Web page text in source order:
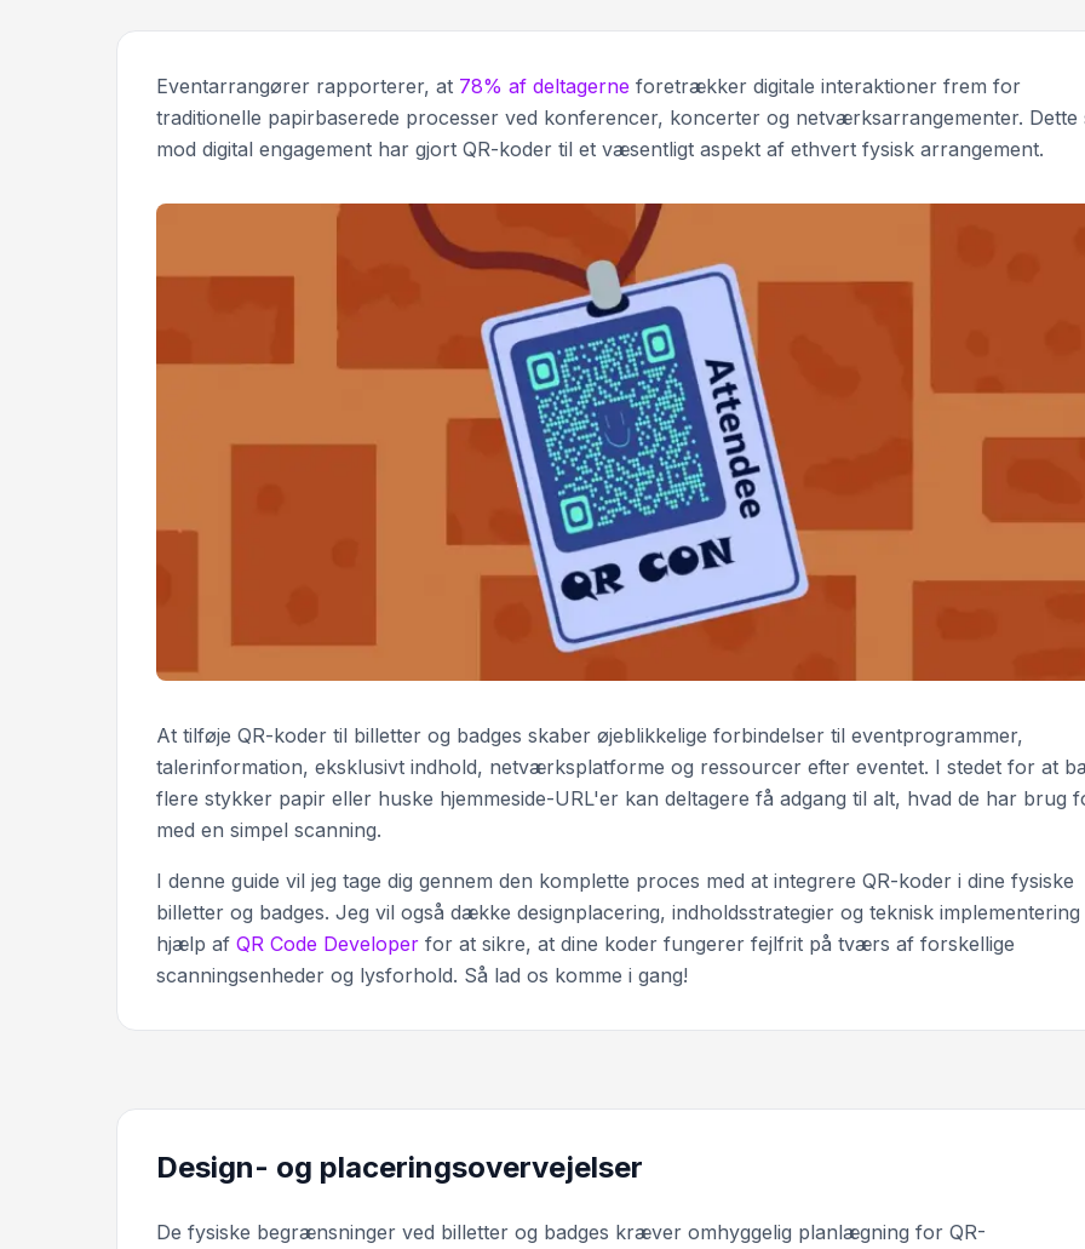
Eventarrangører rapporterer, at 78% af deltagerne foretrækker digitale interaktioner frem for
traditionelle papirbaserede processer ved konferencer, koncerter og netværksarrangementer. Dette
mod digital engagement har gjort QR-koder til et væsentligt aspekt af ethvert fysisk arrangement.
At tilføje QR-koder til billetter og badges skaber øjeblikkelige forbindelser til eventprogrammer,
talerinformation, eksklusivt indhold, netværksplatforme og ressourcer efter eventet. I stedet for at
flere stykker papir eller huske hjemmeside-URL'er kan deltagere få adgang til alt, hvad de har brug
med en simpel scanning.
I denne guide vil jeg tage dig gennem den komplette proces med at integrere QR-koder i dine fysiske
billetter og badges. Jeg vil også dække designplacering, indholdsstrategier og teknisk implementering
hjælp af QR Code Developer for at sikre, at dine koder fungerer fejlfrit på tværs af forskellige
scanningsenheder og lysforhold. Så lad os komme i gang!
Design- og placeringsovervejelser
De fysiske begrænsninger ved billetter og badges kræver omhyggelig planlægning for QR-